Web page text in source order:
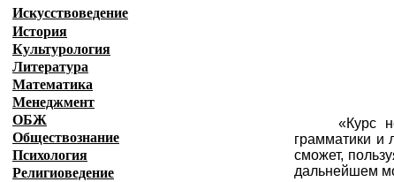
«Курс
грамматики и
сможет,
дальнейшем
Искусствоведение
История
Культурология
Литература
Математика
Менеджмент
ОБЖ
Обществознание
Психология
Религиоведение